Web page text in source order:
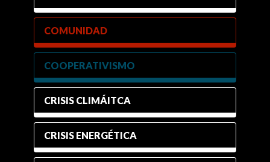
COMUNIDAD
COOPERATIVISMO
CRISIS CLIMÁITCA
CRISIS ENERGÉTICA